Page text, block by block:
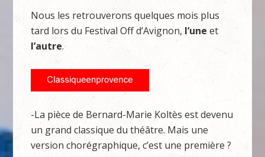
Nous les retrouverons quelques mois plus
tard lors du Festival Off d’Avignon, l’une et
l’autre.
-La pièce de Bernard-Marie Koltès est devenu
un grand classique du théâtre. Mais une
version chorégraphique, c’est une première ?